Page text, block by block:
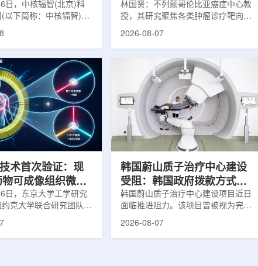
日，中核辐智(北京)科
以下简称：中核辐智)正
由中国同辐股份有限公
组建，中国同辐持股
浙创持股10%。中核辐智
辐核医学发展中心业
核医疗赛道深耕布局。
医学物联系统为核心载
疗全产业链条，构建智
统+核药+装备+服务协同
推动业务从单一产品供给
射医学研究所开展学术交流
林国贤：不列颠哥伦比亚癌症中心教
授，其研究聚焦各类肿瘤诊疗靶向放
射性药物开发，迄今已主导/参与发
完成自研7款放射性药物的临床转
化，用于多种肿瘤诊疗。报告会上，
林国贤教授基于其团队多年的前沿探
索，系统梳理了针对前列腺癌靶点
PSMA的核药相关研究进展：一是F-
18标记PSMA靶向PET显像剂的分子
设计与临床优势;二是通过理性优化
分子结构，大幅提高Lu-177标记治
2026-08-07
术首次验证：现
可成像组织微环
日，东京大学工学研究
克大学联合研究团队宣
种利用正电子三光子衰
韩国蔚山质子治疗中心建设
受阻：韩国政府拨款方式调
整影响项目推进
韩国蔚山质子治疗中心建设项目近日
面临推进阻力。该项目曾被视为完善
韩国东南部区域癌症治疗体系的关键
2026-08-07